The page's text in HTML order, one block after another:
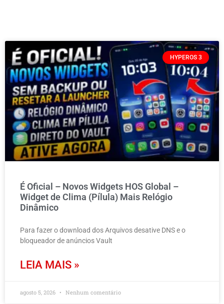
HYPEROS 3
É Oficial – Novos Widgets HOS Global –
Widget de Clima (Pílula) Mais Relógio
Dinâmico
Para fazer o download dos Arquivos desative DNS e o
bloqueador de anúncios Vault
LEIA MAIS »
agosto 5, 2026 Nenhum comentário